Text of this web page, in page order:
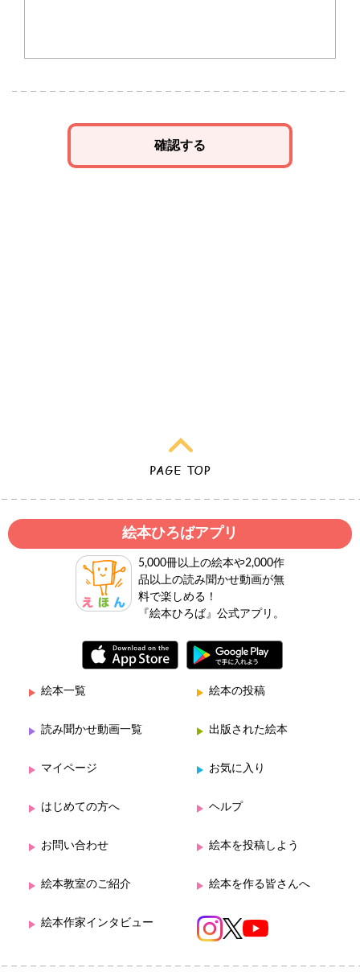
確認する
絵本ひろばアプリ
5,000冊以上の絵本や2,000作
品以上の読み聞かせ動画が無
料で楽しめる！
『絵本ひろば』公式アプリ。
絵本一覧 絵本の投稿
読み聞かせ動画一覧 出版された絵本
マイページ お気に入り
はじめての方へ ヘルプ
お問い合わせ 絵本を投稿しよう
絵本教室のご紹介 絵本を作る皆さんへ
絵本作家インタビュー